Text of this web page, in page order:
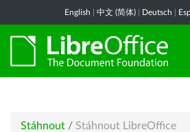
English 中文 (简体) Deutsch
Stáhnout / Stáhnout LibreOffice